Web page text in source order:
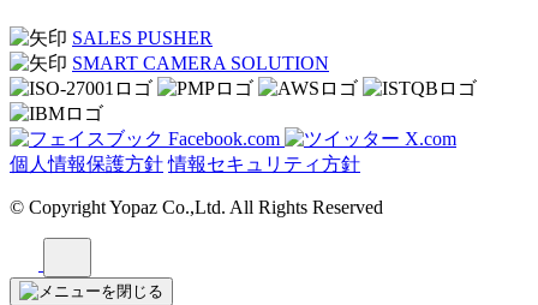
SALES PUSHER
SMART CAMERA SOLUTION
Facebook.com
X.com
個人情報保護方針 情報セキュリティ方針
© Copyright Yopaz Co.,Ltd. All Rights Reserved